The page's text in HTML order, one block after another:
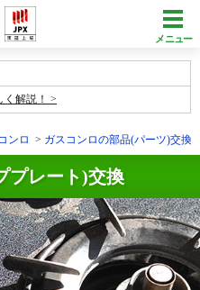
メニュー
解説！
ンロ ガスコンロの部品(パーツ)交換
プレート)交換